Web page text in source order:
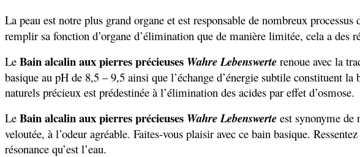
La peau est notre plus grand organe et est responsable de nombreux
remplir sa fonction d’organe d’élimination que de manière limitée, cela a des
Le Bain alcalin aux pierres précieuses Wahre Lebenswerte renoue avec la
basique au pH de 8,5 – 9,5 ainsi que l’échange d’énergie subtile constituent
naturels précieux est prédestinée à l’élimination des acides par effet d’osmose.
Le Bain alcalin aux pierres précieuses Wahre Lebenswerte est synonyme de
veloutée, à l’odeur agréable. Faites-vous plaisir avec ce bain basique.
résonance qu’est l’eau.